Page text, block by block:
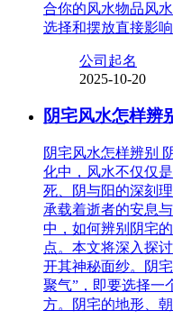
合你的风水物品风
选择和摆放直接影
公司起名
2025-10-20
阴宅风水怎样辨
阴宅风水怎样辨别
化中，风水不仅仅
死、阴与阳的深刻
承载着逝者的安息
中，如何辨别阴宅
点。本文将深入探
开其神秘面纱。阴
聚气”，即要选择一
方。阴宅的地形、